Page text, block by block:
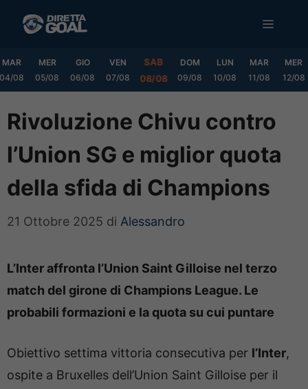
MENU
MAR
04/08
MER
05/08
GIO
06/08
VEN
07/08
SAB
08/08
DOM
09/08
LUN
10/08
MAR
11/08
MER
12/08
Rivoluzione Chivu contro
l’Union SG e miglior quota
della sfida di Champions
21 Ottobre 2025 di Alessandro
L’Inter affronta l’Union Saint Gilloise nel terzo
match del girone di Champions League. Le
probabili formazioni e la quota su cui puntare
Obiettivo settima vittoria consecutiva per l’Inter,
ospite a Bruxelles dell’Union Saint Gilloise per il